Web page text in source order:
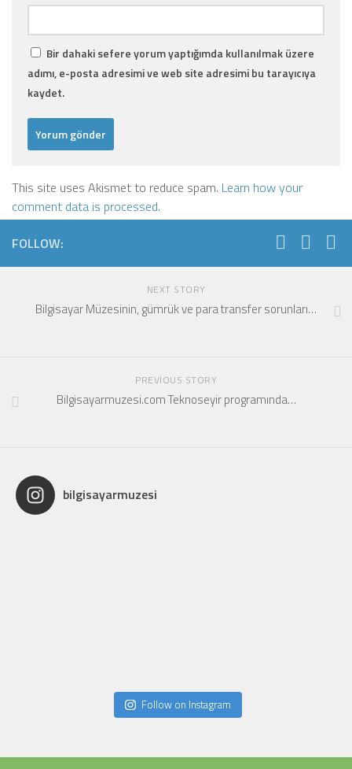
Bir dahaki sefere yorum yaptığımda kullanılmak üzere
adımı, e-posta adresimi ve web site adresimi bu tarayıcıya
kaydet.
This site uses Akismet to reduce spam. Learn how your
comment data is processed.
FOLLOW:
NEXT STORY
Bilgisayar Müzesinin, gümrük ve para transfer sorunları…
PREVIOUS STORY
Bilgisayarmuzesi.com Teknoseyir programında…
bilgisayarmuzesi
Follow on Instagram